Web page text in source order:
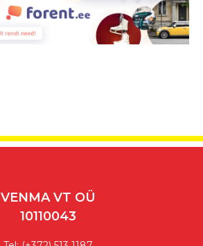
VENMA VT OÜ
10110043